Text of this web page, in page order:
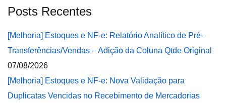
Posts Recentes
[Melhoria] Estoques e NF-e: Relatório Analítico de Pré-
Transferências/Vendas – Adição da Coluna Qtde Original
07/08/2026
[Melhoria] Estoques e NF-e: Nova Validação para
Duplicatas Vencidas no Recebimento de Mercadorias